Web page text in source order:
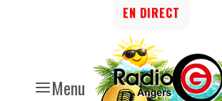
Menu
EN DIRECT